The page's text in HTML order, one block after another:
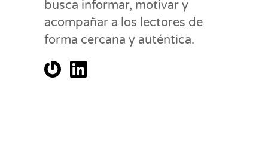
busca informar, motivar y
acompañar a los lectores de
forma cercana y auténtica.